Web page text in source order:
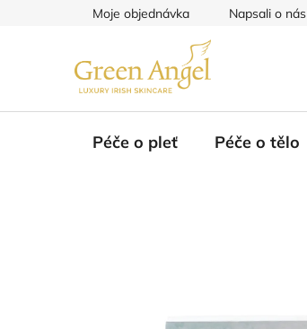
Moje objednávka Napsali o nás
Péče o pleť Péče o tělo